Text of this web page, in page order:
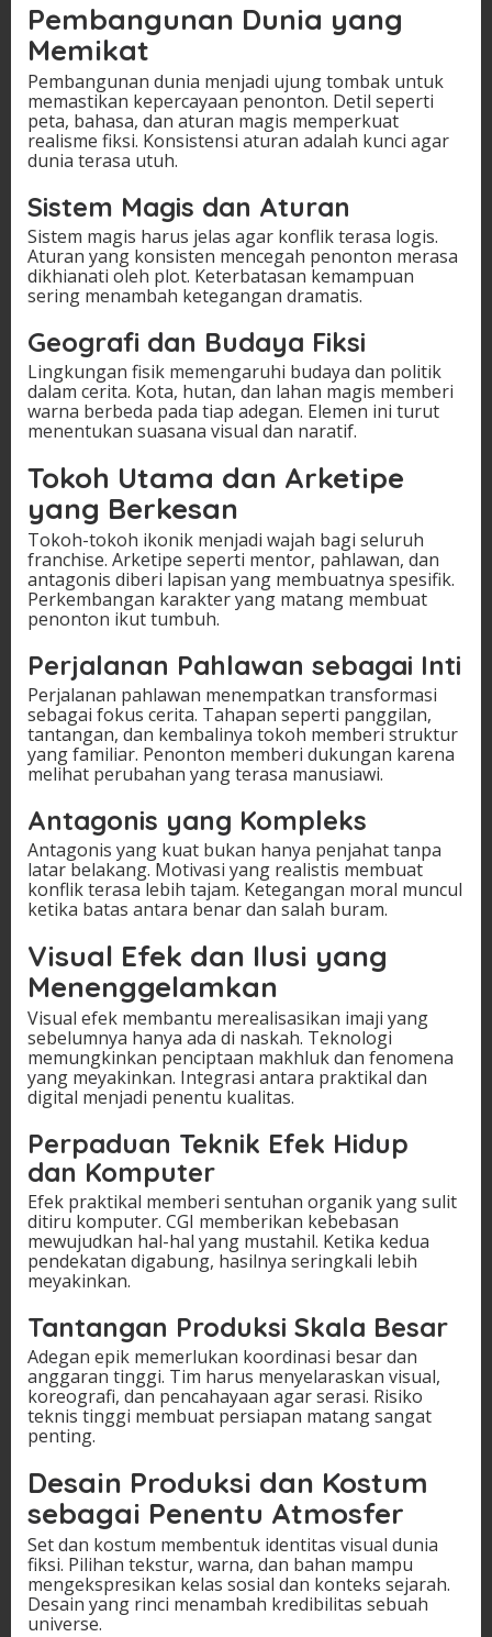
Pembangunan Dunia yang
Memikat
Pembangunan dunia menjadi ujung tombak untuk
memastikan kepercayaan penonton. Detil seperti
peta, bahasa, dan aturan magis memperkuat
realisme fiksi. Konsistensi aturan adalah kunci agar
dunia terasa utuh.
Sistem Magis dan Aturan
Sistem magis harus jelas agar konflik terasa logis.
Aturan yang konsisten mencegah penonton merasa
dikhianati oleh plot. Keterbatasan kemampuan
sering menambah ketegangan dramatis.
Geografi dan Budaya Fiksi
Lingkungan fisik memengaruhi budaya dan politik
dalam cerita. Kota, hutan, dan lahan magis memberi
warna berbeda pada tiap adegan. Elemen ini turut
menentukan suasana visual dan naratif.
Tokoh Utama dan Arketipe
yang Berkesan
Tokoh-tokoh ikonik menjadi wajah bagi seluruh
franchise. Arketipe seperti mentor, pahlawan, dan
antagonis diberi lapisan yang membuatnya spesifik.
Perkembangan karakter yang matang membuat
penonton ikut tumbuh.
Perjalanan Pahlawan sebagai Inti
Perjalanan pahlawan menempatkan transformasi
sebagai fokus cerita. Tahapan seperti panggilan,
tantangan, dan kembalinya tokoh memberi struktur
yang familiar. Penonton memberi dukungan karena
melihat perubahan yang terasa manusiawi.
Antagonis yang Kompleks
Antagonis yang kuat bukan hanya penjahat tanpa
latar belakang. Motivasi yang realistis membuat
konflik terasa lebih tajam. Ketegangan moral muncul
ketika batas antara benar dan salah buram.
Visual Efek dan Ilusi yang
Menenggelamkan
Visual efek membantu merealisasikan imaji yang
sebelumnya hanya ada di naskah. Teknologi
memungkinkan penciptaan makhluk dan fenomena
yang meyakinkan. Integrasi antara praktikal dan
digital menjadi penentu kualitas.
Perpaduan Teknik Efek Hidup
dan Komputer
Efek praktikal memberi sentuhan organik yang sulit
ditiru komputer. CGI memberikan kebebasan
mewujudkan hal-hal yang mustahil. Ketika kedua
pendekatan digabung, hasilnya seringkali lebih
meyakinkan.
Tantangan Produksi Skala Besar
Adegan epik memerlukan koordinasi besar dan
anggaran tinggi. Tim harus menyelaraskan visual,
koreografi, dan pencahayaan agar serasi. Risiko
teknis tinggi membuat persiapan matang sangat
penting.
Desain Produksi dan Kostum
sebagai Penentu Atmosfer
Set dan kostum membentuk identitas visual dunia
fiksi. Pilihan tekstur, warna, dan bahan mampu
mengekspresikan kelas sosial dan konteks sejarah.
Desain yang rinci menambah kredibilitas sebuah
universe.